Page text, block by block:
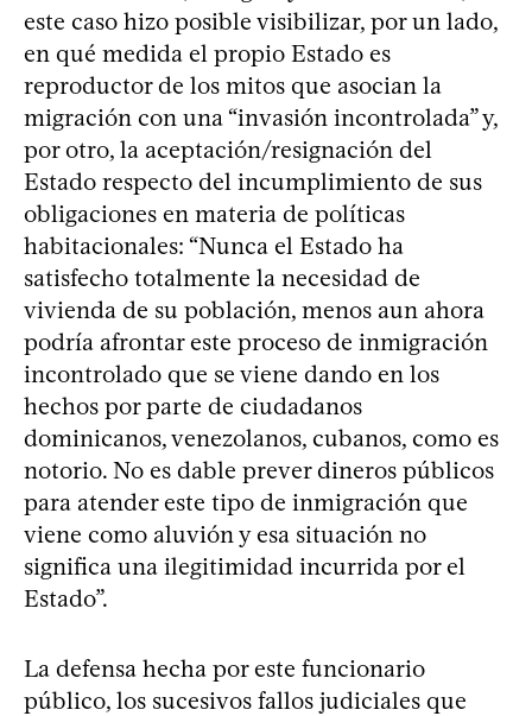
este caso hizo posible visibilizar, por un lado,
en qué medida el propio Estado es
reproductor de los mitos que asocian la
migración con una “invasión incontrolada” y,
por otro, la aceptación/resignación del
Estado respecto del incumplimiento de sus
obligaciones en materia de políticas
habitacionales: “Nunca el Estado ha
satisfecho totalmente la necesidad de
vivienda de su población, menos aun ahora
podría afrontar este proceso de inmigración
incontrolado que se viene dando en los
hechos por parte de ciudadanos
dominicanos, venezolanos, cubanos, como es
notorio. No es dable prever dineros públicos
para atender este tipo de inmigración que
viene como aluvión y esa situación no
significa una ilegitimidad incurrida por el
Estado”.
La defensa hecha por este funcionario
público, los sucesivos fallos judiciales que